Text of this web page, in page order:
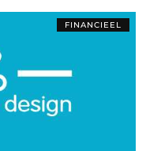
FINANCIEEL